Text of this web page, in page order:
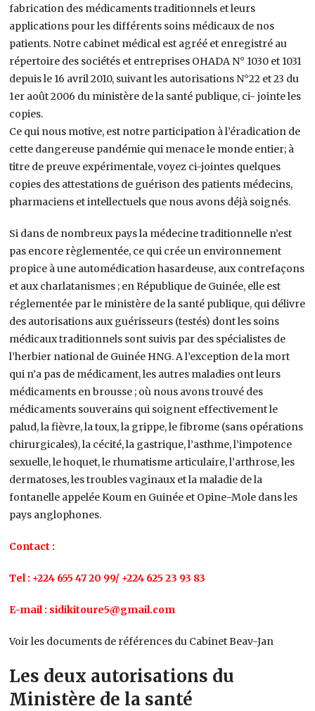
fabrication des médicaments traditionnels et leurs
applications pour les différents soins médicaux de nos
patients. Notre cabinet médical est agréé et enregistré au
répertoire des sociétés et entreprises OHADA N° 1030 et 1031
depuis le 16 avril 2010, suivant les autorisations N°22 et 23 du
1er août 2006 du ministère de la santé publique, ci- jointe les
copies.
Ce qui nous motive, est notre participation à l’éradication de
cette dangereuse pandémie qui menace le monde entier; à
titre de preuve expérimentale, voyez ci-jointes quelques
copies des attestations de guérison des patients médecins,
pharmaciens et intellectuels que nous avons déjà soignés.
Si dans de nombreux pays la médecine traditionnelle n’est
pas encore règlementée, ce qui crée un environnement
propice à une automédication hasardeuse, aux contrefaçons
et aux charlatanismes ; en République de Guinée, elle est
réglementée par le ministère de la santé publique, qui délivre
des autorisations aux guérisseurs (testés) dont les soins
médicaux traditionnels sont suivis par des spécialistes de
l’herbier national de Guinée HNG. A l’exception de la mort
qui n’a pas de médicament, les autres maladies ont leurs
médicaments en brousse ; où nous avons trouvé des
médicaments souverains qui soignent effectivement le
palud, la fièvre, la toux, la grippe, le fibrome (sans opérations
chirurgicales), la cécité, la gastrique, l’asthme, l’impotence
sexuelle, le hoquet, le rhumatisme articulaire, l’arthrose, les
dermatoses, les troubles vaginaux et la maladie de la
fontanelle appelée Koum en Guinée et Opine-Mole dans les
pays anglophones.
Contact :
Tel : +224 655 47 20 99/ +224 625 23 93 83
E-mail : sidikitoure5@gmail.com
Voir les documents de références du Cabinet Beav-Jan
Les deux autorisations du
Ministère de la santé